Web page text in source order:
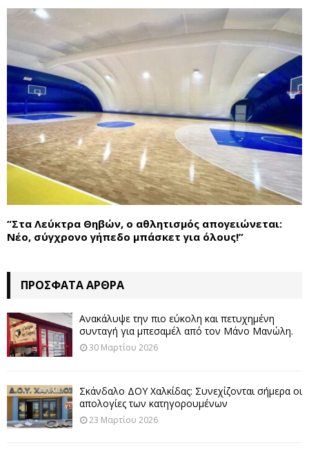
“Στα Λεύκτρα Θηβών, ο αθλητισμός απογειώνεται:
Νέο, σύγχρονο γήπεδο μπάσκετ για όλους!”
ΠΡΌΣΦΑΤΑ ΆΡΘΡΑ
Ανακάλυψε την πιο εύκολη και πετυχημένη
συνταγή για μπεσαμέλ από τον Μάνο Μανώλη.
30 Μαρτίου 2026
Σκάνδαλο ΔΟΥ Χαλκίδας: Συνεχίζονται σήμερα οι
απολογίες των κατηγορουμένων
23 Μαρτίου 2026